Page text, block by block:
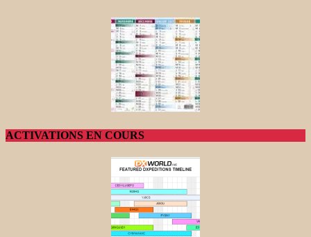
ACTIVATIONS EN COURS